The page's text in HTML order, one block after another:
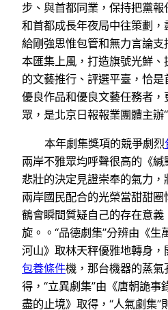
步、與首都同業，保持把黨
和首都成長年夜局中往策劃
給剛強思惟包管和無力言論
本匯集上風，打造旗號光鮮、
的文藝推行、評選平臺，恰
優良作品和優良文藝任務者
眾，是北京日報報業團體主辦
本年劇集獎項的競爭劇烈
兩岸不雅眾均呼聲很高的《
悲壯的決定見證崇奉的氣力
兩岸國民配合的光榮當甜甜
鶴會瞬間質疑自己的存在意
旋。。“品德劇集”分辨由《生
河山》取林天秤優雅地轉身
包養條件機，那台機器的蒸氣
得，“立異劇集”由《唐朝詭事
盡的止境》取得，“人氣劇集”